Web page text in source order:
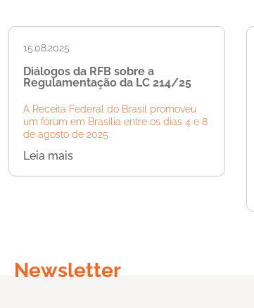
15.08.2025
Diálogos da RFB sobre a
Regulamentação da LC 214/25
A Receita Federal do Brasil promoveu
um fórum em Brasília entre os dias 4 e 8
de agosto de 2025
Leia mais
Newsletter